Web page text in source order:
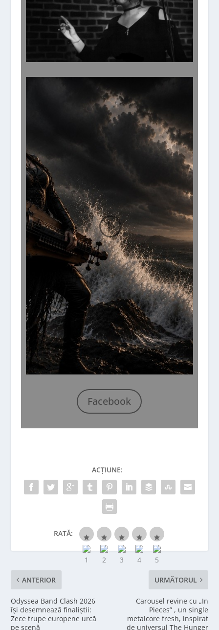
Facebook
ACȚIUNE:
RATĂ:
ANTERIOR
Odyssea Band Clash 2026
își desemnează finaliștii:
Zece trupe europene urcă
pe scenă
URMĂTORUL
Carousel revine cu „In
Pieces” , un single
metalcore fresh, inspirat
de universul The Hunger